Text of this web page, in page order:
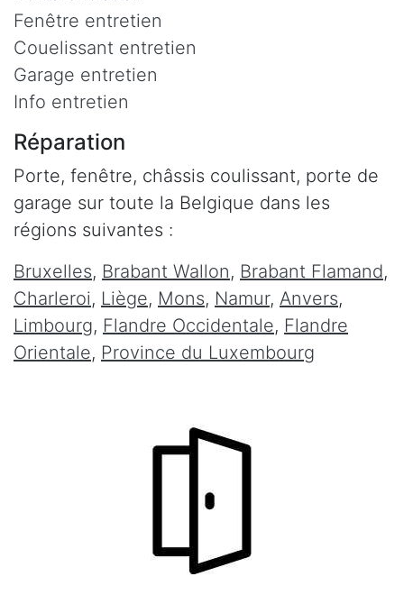
Fenêtre entretien
Couelissant entretien
Garage entretien
Info entretien
Réparation
Porte, fenêtre, châssis coulissant, porte de
garage sur toute la Belgique dans les
régions suivantes :
Bruxelles, Brabant Wallon, Brabant Flamand,
Charleroi, Liège, Mons, Namur, Anvers,
Limbourg, Flandre Occidentale, Flandre
Orientale, Province du Luxembourg